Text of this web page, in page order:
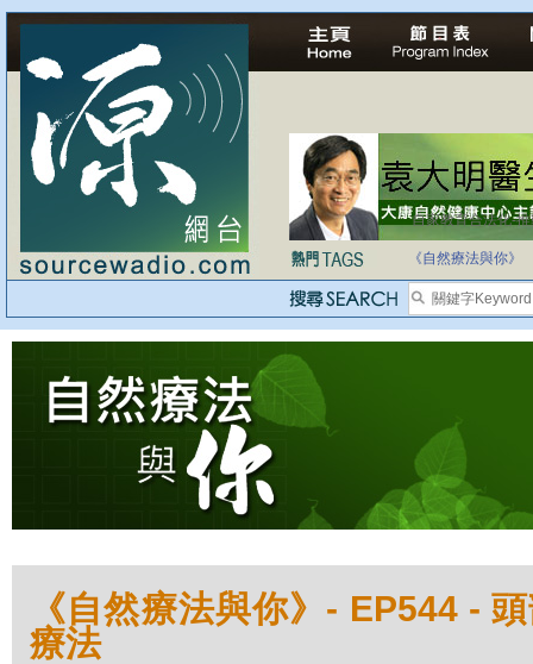
自家教育合法化-
《自然療法與你》
《自然療法與你》- EP544 -
療法